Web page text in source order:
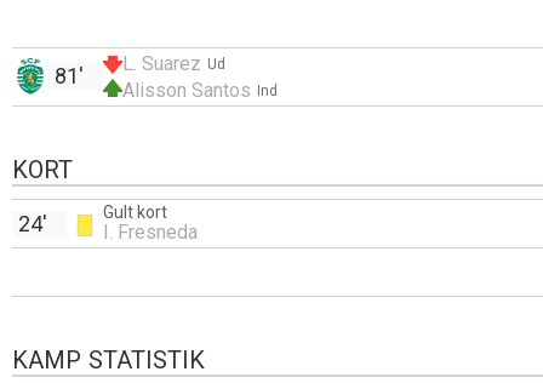
Ud
L. Suarez
Ind
Alisson Santos
81'
KORT
Gult kort
I. Fresneda
24'
KAMP STATISTIK